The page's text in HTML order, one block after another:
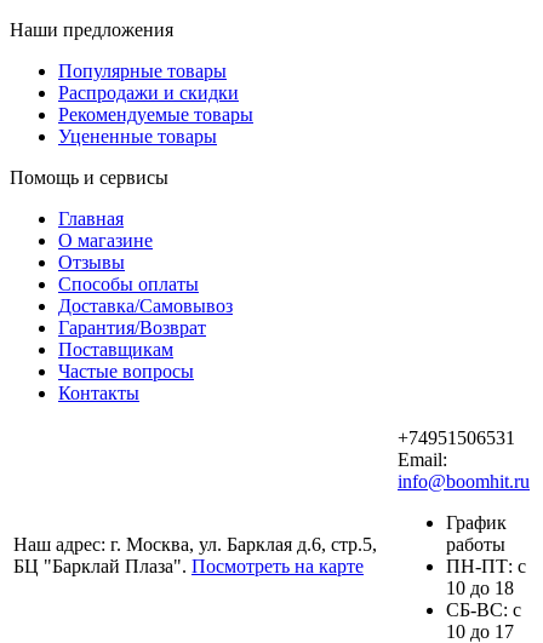
Наши предложения
Популярные товары
Распродажи и скидки
Рекомендуемые товары
Уцененные товары
Помощь и сервисы
Главная
О магазине
Отзывы
Способы оплаты
Доставка/Самовывоз
Гарантия/Возврат
Поставщикам
Частые вопросы
Контакты
Наш адрес: г. Москва, ул. Барклая д.6, стр.5,
БЦ "Барклай Плаза". Посмотреть на карте
+74951506531
Email:
info@boomhit.ru
График
работы
ПH-ПТ: с
10 до 18
СБ-ВС: с
10 до 17